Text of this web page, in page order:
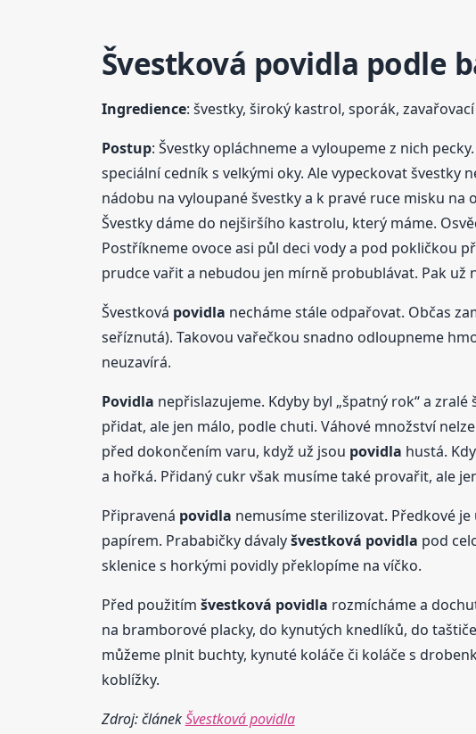
Švestková povidla podle
Ingredience: švestky, široký kastrol, sporák,
Postup: Švestky opláchneme a vyloupeme z nich
speciální cedník s velkými oky. Ale vypeckovat švestky
nádobu na vyloupané švestky a k pravé ruce misku
Švestky dáme do nejširšího kastrolu, který máme.
Postříkneme ovoce asi půl deci vody a pod pokličkou
prudce vařit a nebudou jen mírně probublávat. Pak už
Švestková povidla necháme stále odpařovat. Občas
seříznutá). Takovou vařečkou snadno odloupneme
neuzavírá.
Povidla nepřislazujeme. Kdyby byl „špatný rok“ a
přidat, ale jen málo, podle chuti. Váhové množství
před dokončením varu, když už jsou povidla hustá.
a hořká. Přidaný cukr však musíme také provařit, ale
Připravená povidla nemusíme sterilizovat. Předkové
papírem. Prababičky dávalyšvestková povidla pod
sklenice s horkými povidly překlopíme na víčko.
Před použitím švestková povidla rozmícháme a
na bramborové placky, do kynutých knedlíků, do
můžeme plnit buchty, kynuté koláče či koláče s
koblížky.
Zdroj: článekŠvestková povidla